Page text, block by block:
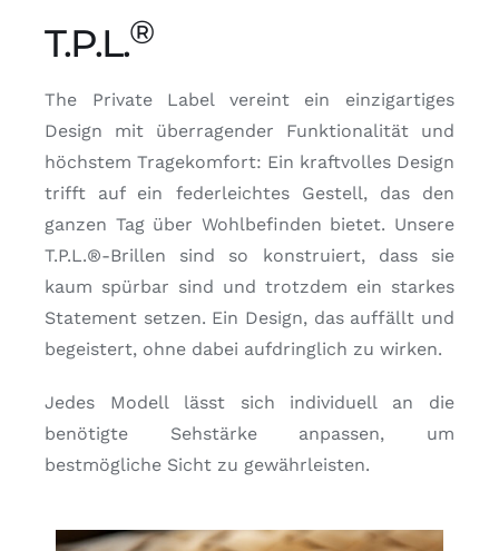
T.P.L.®
The Private Label vereint ein einzigartiges
Design mit überragender Funktionalität und
höchstem Tragekomfort: Ein kraftvolles Design
trifft auf ein federleichtes Gestell, das den
ganzen Tag über Wohlbefinden bietet. Unsere
T.P.L.®-Brillen sind so konstruiert, dass sie
kaum spürbar sind und trotzdem ein starkes
Statement setzen. Ein Design, das auffällt und
begeistert, ohne dabei aufdringlich zu wirken.
Jedes Modell lässt sich individuell an die
benötigte Sehstärke anpassen, um
bestmögliche Sicht zu gewährleisten.